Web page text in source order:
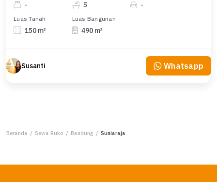
- 5 -
Luas Tanah
150 m²
Luas Bangunan
490 m²
Susanti Whatsapp
Beranda / Sewa Ruko / Bandung / Suniaraja